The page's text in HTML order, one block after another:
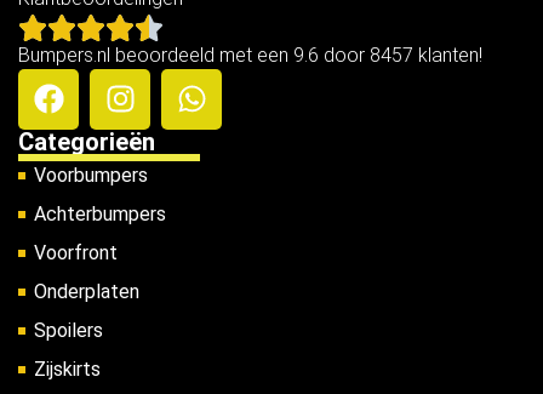
Bumpers.nl beoordeeld met een 9.6 door 8457 klanten!
Categorieën
Voorbumpers
Achterbumpers
Voorfront
Onderplaten
Spoilers
Zijskirts